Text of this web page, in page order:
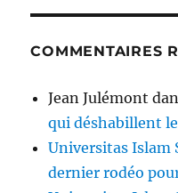
COMMENTAIRES
Jean Julémont
qui déshabillent
Universitas Islam
dernier rodéo